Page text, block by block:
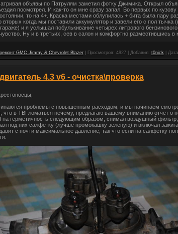
объявы по Патрулям заметил фотку Джимика. Открыл
посмотрел. И как-то он мне сразу запал. Во первых по
то на 4+. Краска местами облупилась + бита была пару
когда мы поставили аккумулятор и завели его с пол тычка
и я услышал побулькивание четырех литрового
Ну и в третьих, сев в салон и комфортно разместившись
GMC Jimmy & Chevrolet Blazer| Просмотров: 4927| Добавил: t0nick|
4.3 v6 - очистка\проверка
проблемы с повышенным расходом, и мы начинаем
что в TBI ломаться нечему, предлагаю вашему вниманию отчет о
на герметичность следующим образом, снимал воздушный
под них салфетку (лучше промокашку зеленую) и включал
с почти максимальное давление, так что если на салфетку